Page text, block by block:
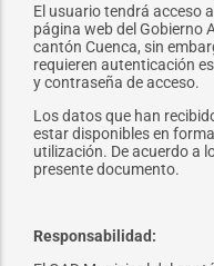
El usuario tendrá acceso
página web del Gobierno
cantón Cuenca, sin
requieren autenticación
y contraseña de acceso.
Los datos que han
estar disponibles en
utilización. De acuerdo a
presente documento.
Responsabilidad: